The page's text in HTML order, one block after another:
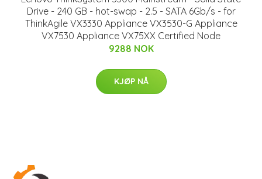
Drive - 240 GB - hot-swap - 2.5 - SATA 6Gb/s - for
ThinkAgile VX3330 Appliance VX3530-G Appliance
VX7530 Appliance VX75XX Certified Node
9288 NOK
KJØP NÅ